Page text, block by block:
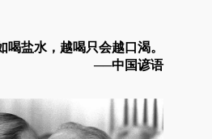
喝盐水，越喝只会越口渴。
──中国谚语